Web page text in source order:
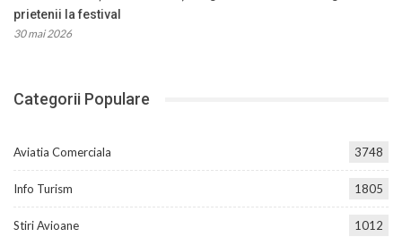
prietenii la festival
30 mai 2026
Categorii Populare
Aviatia Comerciala 3748
Info Turism 1805
Stiri Avioane 1012